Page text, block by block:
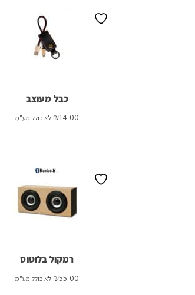
כבל מעוצב
₪14.00 לא כולל מע"מ
רמקול בלוטוס
₪55.00 לא כולל מע"מ